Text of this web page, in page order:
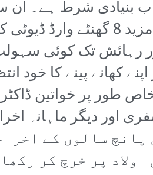
کام لیا جاتا ہے جس کے
رہائش تک کوئی
کھانے پینے کا
طور پر خواتین
سالوں کے
پر خرچ کر